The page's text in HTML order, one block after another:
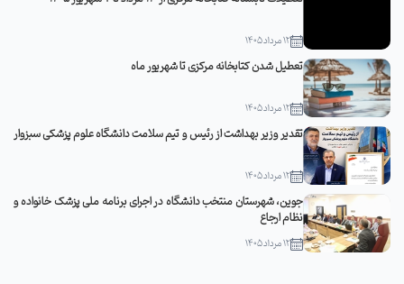
12 مرداد 1405
تعطیل شدن کتابخانه مرکزی تا شهریور ماه
12 مرداد 1405
تقدیر وزیر بهداشت از رئیس و تیم سلامت دانشگاه علوم پزشکی سبزوار
12 مرداد 1405
جوین، شهرستان منتخب دانشگاه در اجرای برنامه ملی پزشک خانواده و
نظام ارجاع
12 مرداد 1405